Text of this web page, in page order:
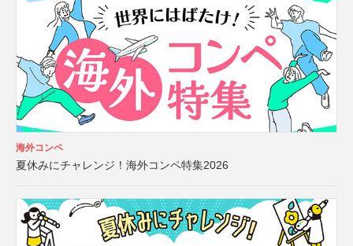
海外コンペ
夏休みにチャレンジ！海外コンペ特集2026